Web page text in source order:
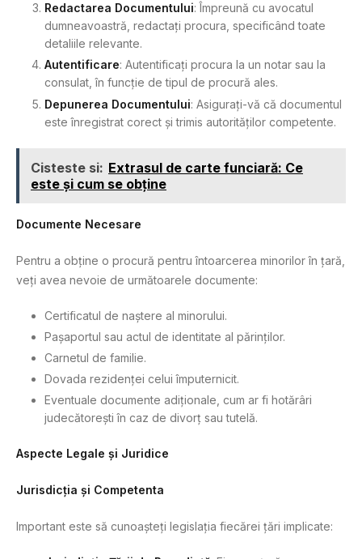
Redactarea Documentului: Împreună cu avocatul
dumneavoastră, redactați procura, specificând toate
detaliile relevante.
Autentificare: Autentificați procura la un notar sau la
consulat, în funcție de tipul de procură ales.
Depunerea Documentului: Asigurați-vă că documentul
este înregistrat corect și trimis autorităților competente.
Cisteste si: Extrasul de carte funciară: Ce
este și cum se obține
Documente Necesare
Pentru a obține o procură pentru întoarcerea minorilor în țară,
veți avea nevoie de următoarele documente:
Certificatul de naștere al minorului.
Pașaportul sau actul de identitate al părinților.
Carnetul de familie.
Dovada rezidenței celui împuternicit.
Eventuale documente adiționale, cum ar fi hotărâri
judecătorești în caz de divorț sau tutelă.
Aspecte Legale și Juridice
Jurisdicția și Competenta
Important este să cunoașteți legislația fiecărei țări implicate: